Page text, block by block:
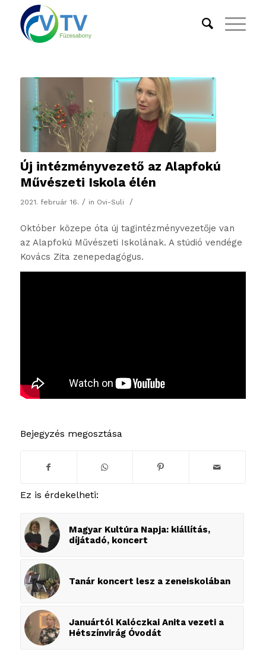
Új intézményvezető az Alapfokú
Művészeti Iskola élén
2021. február 16. / in Ovi-Suli /
Október közepe óta új tagintézményvezetője van
az Alapfokú Művészeti Iskolának. A stúdió vendége
Kovács Zita zenepedagógus.
Bejegyzés megosztása
Ez is érdekelheti:
Magyar Kultúra Napja: kiállítás,
díjátadó, koncert
Tanár koncert lesz a zeneiskolában
Januártól Kalóczkai Anita vezeti a
Hétszínvirág Óvodát